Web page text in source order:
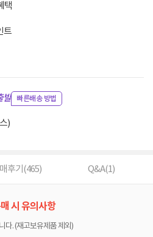
택
트
발 빠른배송 방법
)
후기(465) Q&A(1)
시 유의사항
다. (재고보유제품 제외)